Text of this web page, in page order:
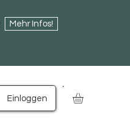
Mehr Infos!
Einloggen